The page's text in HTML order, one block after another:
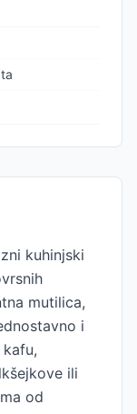
kuhinjski
mutilica,
i
ili
od